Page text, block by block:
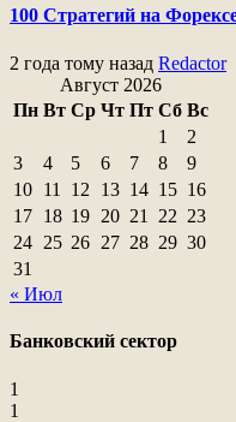
100 Стратегий на
2 года тому назад Redactor
Август 2026
Пн Вт Ср Чт Пт Сб Вс
1
2
3
4 5 6 7 8
9
10 11 12 13 14 15 16
17 18 19 20 21 22 23
24 25 26 27 28 29 30
31
« Июл
Банковский сектор
1
1